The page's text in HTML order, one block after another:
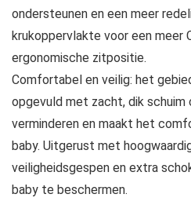
ondersteunen en een meer
krukoppervlakte voor een meer
ergonomische zitpositie.
Comfortabel en veilig: het
opgevuld met zacht, dik schuim
verminderen en maakt het
baby. Uitgerust met
veiligheidsgespen en extra
baby te beschermen.